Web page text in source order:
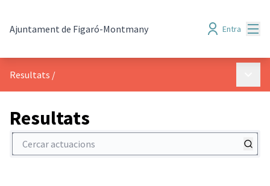
Ajuntament de Figaró-Montmany Entra
Resultats /
Resultats
Cercar actuacions